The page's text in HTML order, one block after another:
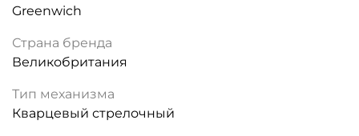
Greenwich
Страна бренда
Великобритания
Тип механизма
Кварцевый стрелочный